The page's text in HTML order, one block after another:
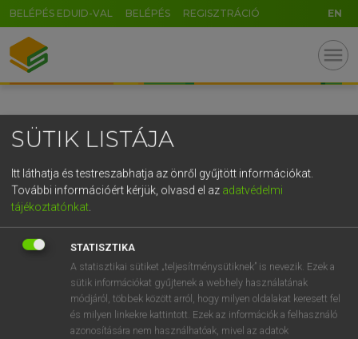
BELÉPÉS EDUID-VAL BELÉPÉS REGISZTRÁCIÓ EN
menu
SÜTIK LISTÁJA
Itt láthatja és testreszabhatja az önről gyűjtött információkat.
További információért kérjük, olvasd el az adatvédelmi
tájékoztatónkat
STATISZTIKA
A statisztikai sütiket „teljesítménysütiknek” is nevezik. Ezek a
sütik információkat gyűjtenek a webhely használatának
módjáról, többek között arról, hogy milyen oldalakat keresett fel
és milyen linkekre kattintott. Ezek az információk a felhasználó
azonosítására nem használhatóak, mivel az adatok
GR
5
g h k l
v b n m , . - AltGr